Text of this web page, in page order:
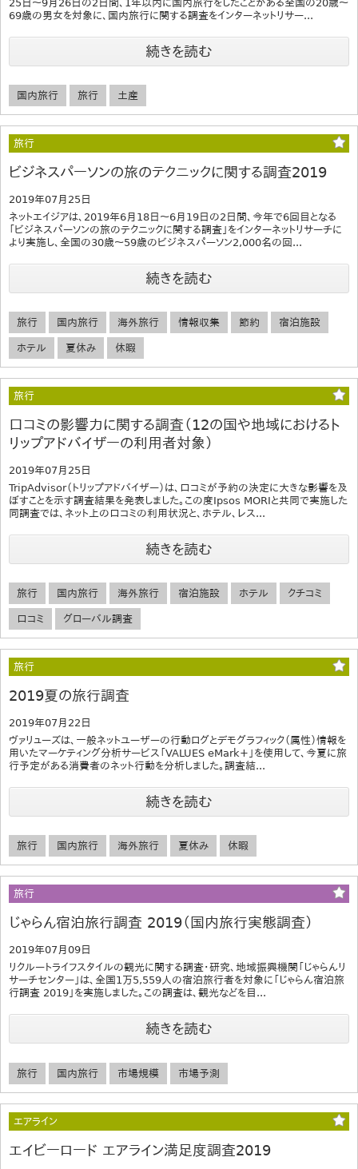
25日～9月26日の2日間、1年以内に国内旅行をしたことがある全国の20歳～
69歳の男女を対象に、国内旅行に関する調査をインターネットリサー...
続きを読む
国内旅行 旅行 土産
旅行
ビジネスパーソンの旅のテクニックに関する調査2019
2019年07月25日
ネットエイジアは、2019年6月18日～6月19日の2日間、今年で6回目となる
「ビジネスパーソンの旅のテクニックに関する調査」をインターネットリサーチに
より実施し、全国の30歳～59歳のビジネスパーソン2,000名の回...
続きを読む
旅行 国内旅行 海外旅行 情報収集 節約 宿泊施設
ホテル 夏休み 休暇
旅行
口コミの影響力に関する調査（12の国や地域におけるト
リップアドバイザーの利用者対象）
2019年07月25日
TripAdvisor（トリップアドバイザー）は、口コミが予約の決定に大きな影響を及
ぼすことを示す調査結果を発表しました。この度Ipsos MORIと共同で実施した
同調査では、ネット上の口コミの利用状況と、ホテル、レス...
続きを読む
旅行 国内旅行 海外旅行 宿泊施設 ホテル クチコミ
口コミ グローバル調査
旅行
2019夏の旅行調査
2019年07月22日
ヴァリューズは、一般ネットユーザーの行動ログとデモグラフィック（属性）情報を
用いたマーケティング分析サービス「VALUES eMark+」を使用して、今夏に旅
行予定がある消費者のネット行動を分析しました。調査結...
続きを読む
旅行 国内旅行 海外旅行 夏休み 休暇
旅行
じゃらん宿泊旅行調査 2019（国内旅行実態調査）
2019年07月09日
リクルートライフスタイルの観光に関する調査・研究、地域振興機関「じゃらんリ
サーチセンター」は、全国1万5,559人の宿泊旅行者を対象に「じゃらん宿泊旅
行調査 2019」を実施しました。この調査は、観光などを目...
続きを読む
旅行 国内旅行 市場規模 市場予測
エアライン
エイビーロード エアライン満足度調査2019